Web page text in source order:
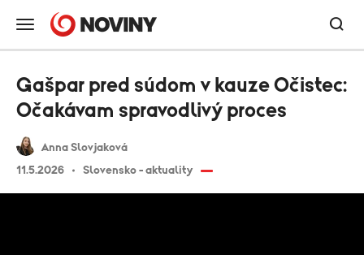
Anna Slovjaková
11.5.2026
Slovensko - aktuality
Gašpar pred súdom v kauze Očistec:
Očakávam spravodlivý proces